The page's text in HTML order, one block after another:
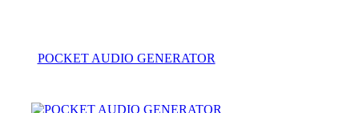
POCKET AUDIO GENERATOR